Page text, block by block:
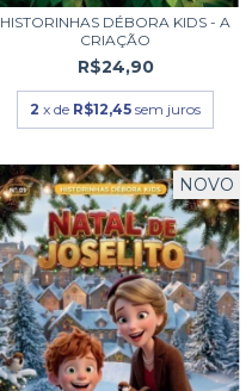
HISTORINHAS DÉBORA KIDS - A
CRIAÇÃO
R$24,90
2 x de R$12,45 sem juros
NOVO